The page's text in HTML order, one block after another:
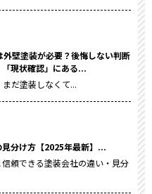
壁塗装が必要？後悔しない判断
現状確認」にある...
まだ塗装しなくて...
分け方【2025年最新】...
頼できる塗装会社の違い・見分